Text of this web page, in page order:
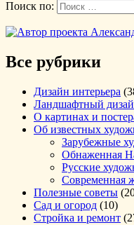
Поиск по:
Все рубрики
Дизайн интерьера
Ландшафтный
О картинах и
Об известных
Зарубежные
Обнаженная
Русские
Современная
Полезные советы
Сад и огород (10)
Стройка и ремонт